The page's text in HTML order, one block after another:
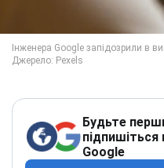
Будьте
підпишіться
Google